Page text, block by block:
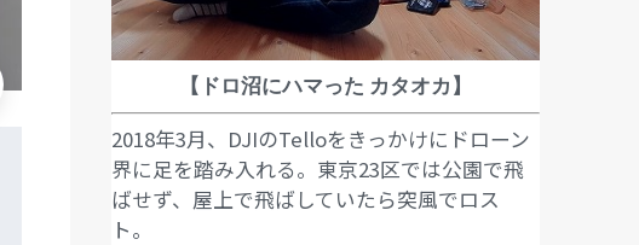
【ドロ沼にハマった カタオカ】
2018年3月、DJIのTelloをきっかけにドローン
界に足を踏み入れる。東京23区では公園で飛
ばせず、屋上で飛ばしていたら突風でロス
ト。